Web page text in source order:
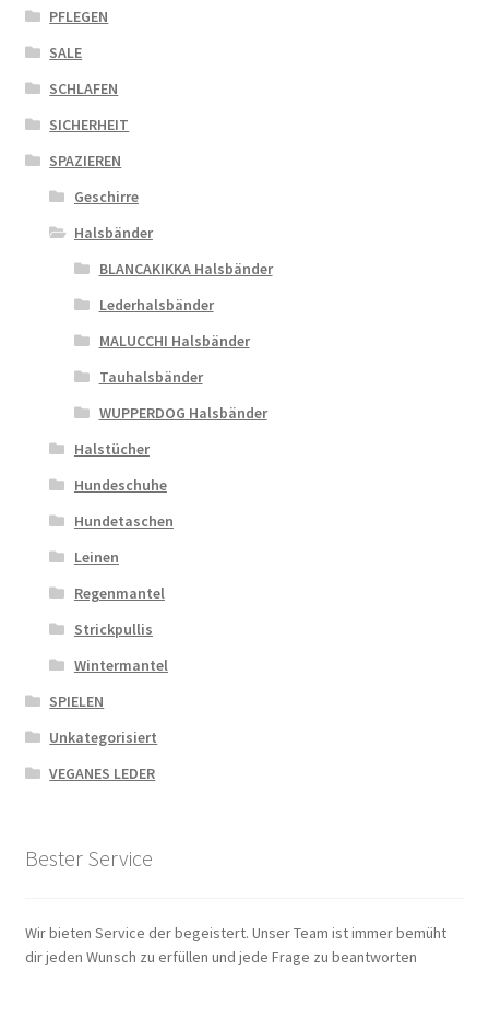
PFLEGEN
SALE
SCHLAFEN
SICHERHEIT
SPAZIEREN
Geschirre
Halsbänder
BLANCAKIKKA Halsbänder
Lederhalsbänder
MALUCCHI Halsbänder
Tauhalsbänder
WUPPERDOG Halsbänder
Halstücher
Hundeschuhe
Hundetaschen
Leinen
Regenmantel
Strickpullis
Wintermantel
SPIELEN
Unkategorisiert
VEGANES LEDER
Bester Service
Wir bieten Service der begeistert. Unser Team ist immer bemüht
dir jeden Wunsch zu erfüllen und jede Frage zu beantworten